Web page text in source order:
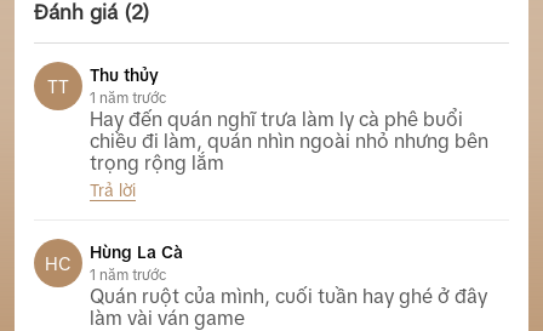
Đánh giá (2)
TT
Thu thủy
1 năm trước
Hay đến quán nghĩ trưa làm ly cà phê buổi
chiều đi làm, quán nhìn ngoài nhỏ nhưng bên
trọng rộng lắm
Trả lời
HC
Hùng La Cà
1 năm trước
Quán ruột của mình, cuối tuần hay ghé ở đây
làm vài ván game